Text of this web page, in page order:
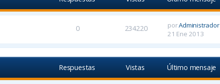
0 234220 porAdministrador
21 Ene 2013
Respuestas Vistas Último mensaje